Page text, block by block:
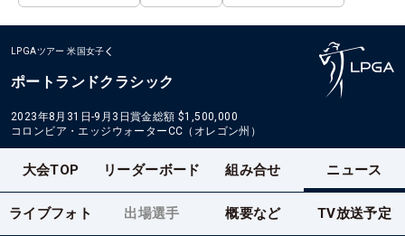
LPGAツアー 米国女子
ポートランドクラシック
2023年8月31日-9月3日賞金総額 $1,500,000
コロンビア・エッジウォーターCC（オレゴン州）
大会TOP リーダーボード 組み合せ ニュース
ライブフォト 出場選手 概要など TV放送予定